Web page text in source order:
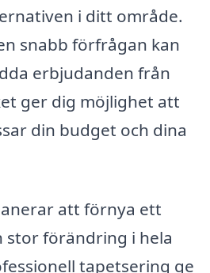
i ditt område.
snabb förfrågan kan
erbjudanden från
ger dig möjlighet att
din budget och dina
att förnya ett
stor förändring i hela
tapetsering ge